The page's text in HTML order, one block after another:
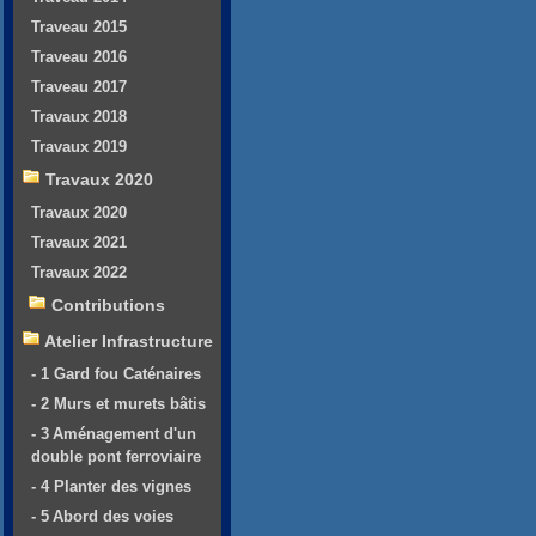
Traveau 2015
Traveau 2016
Traveau 2017
Travaux 2018
Travaux 2019
Travaux 2020
Travaux 2020
Travaux 2021
Travaux 2022
Contributions
Atelier Infrastructure
- 1 Gard fou Caténaires
- 2 Murs et murets bâtis
- 3 Aménagement d'un
double pont ferroviaire
- 4 Planter des vignes
- 5 Abord des voies